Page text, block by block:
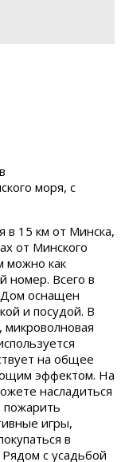
моря, с
в 15 км от Минска,
от Минского
можно как
номер. Всего в
Дом оснащен
и посудой. В
на общее
эффектом. На
насладиться
пожарить
игры,
в
с усадьбой